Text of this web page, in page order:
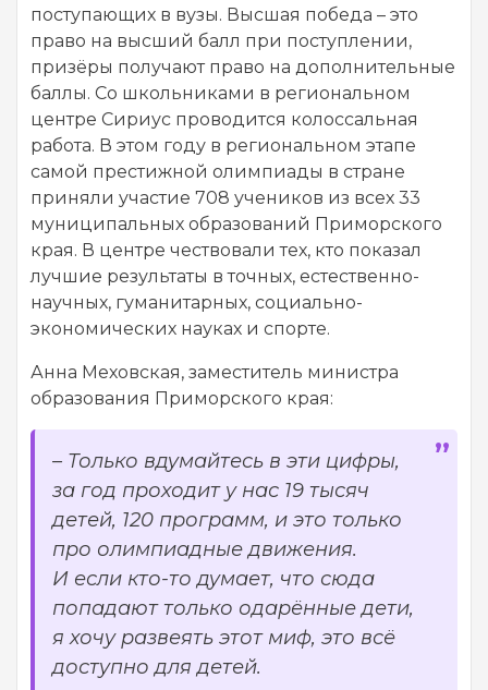
поступающих в вузы. Высшая победа – это
право на высший балл при поступлении,
призёры получают право на дополнительные
баллы. Со школьниками в региональном
центре Сириус проводится колоссальная
работа. В этом году в региональном этапе
самой престижной олимпиады в стране
приняли участие 708 учеников из всех 33
муниципальных образований Приморского
края. В центре чествовали тех, кто показал
лучшие результаты в точных, естественно-
научных, гуманитарных, социально-
экономических науках и спорте.
Анна Меховская, заместитель министра
образования Приморского края:
– Только вдумайтесь в эти цифры,
за год проходит у нас 19 тысяч
детей, 120 программ, и это только
про олимпиадные движения.
И если кто-то думает, что сюда
попадают только одарённые дети,
я хочу развеять этот миф, это всё
доступно для детей.